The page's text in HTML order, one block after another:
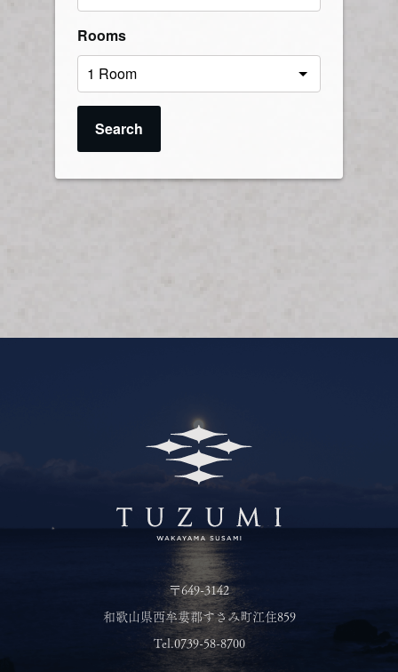
Rooms
Search
〒649-3142
和歌山県西牟婁郡すさみ町江住859
Tel.0739-58-8700